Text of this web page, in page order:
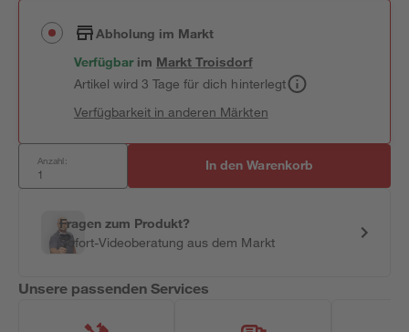
Abholung im Markt
Verfügbar im MarktTroisdorf
Artikel wird 3 Tage für dich hinterlegt
Verfügbarkeit in anderen Märkten
Anzahl: In den Warenkorb
Fragen zum Produkt?
Sofort-Videoberatung aus dem Markt
Unsere passenden Services